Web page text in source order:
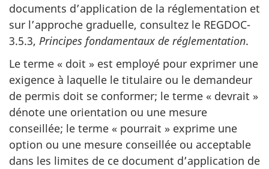
documents d’application de la réglementation et
sur l’approche graduelle, consultez le REGDOC-
3.5.3, Principes fondamentaux de réglementation.
Le terme « doit » est employé pour exprimer une
exigence à laquelle le titulaire ou le demandeur
de permis doit se conformer; le terme « devrait »
dénote une orientation ou une mesure
conseillée; le terme « pourrait » exprime une
option ou une mesure conseillée ou acceptable
dans les limites de ce document d’application de